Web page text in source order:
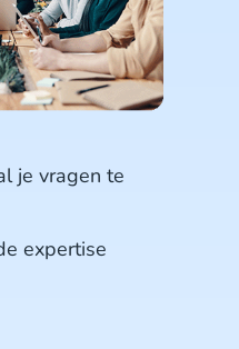
je vragen te
expertise